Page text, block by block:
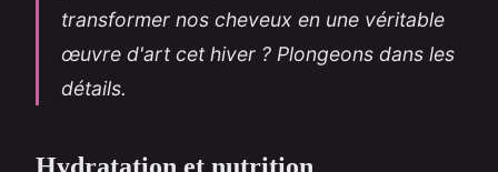
transformer nos cheveux en une véritable
œuvre d'art cet hiver ? Plongeons dans les
détails.
Hydratation et nutrition